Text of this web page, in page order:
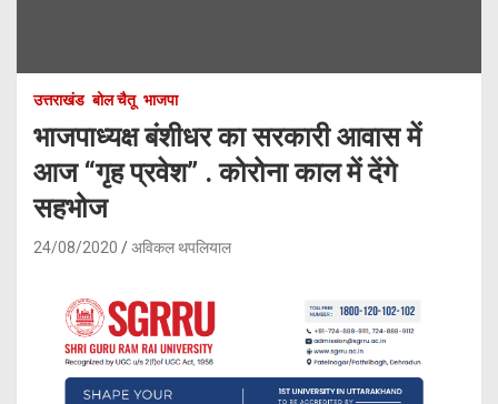
उत्तराखंड बोल चैतू भाजपा
भाजपाध्यक्ष बंशीधर का सरकारी आवास में
आज “गृह प्रवेश” . कोरोना काल में देंगे
सहभोज
24/08/2020 अविकल थपलियाल